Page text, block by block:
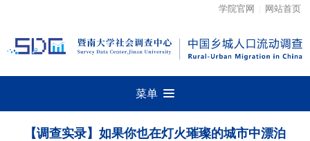
学院官网 网站首页
菜单
【调查实录】如果你也在灯火璀璨的城市中漂泊